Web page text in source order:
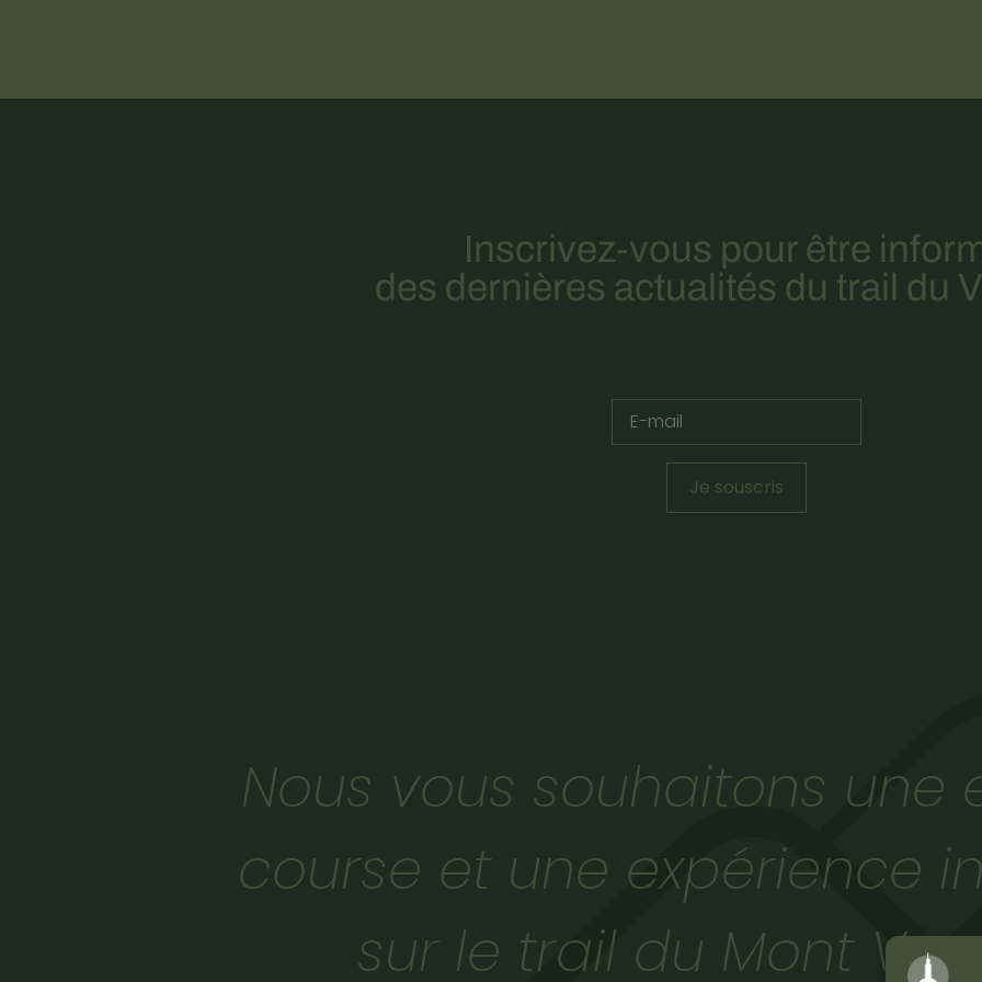
Inscrivez-vous pour être
des dernières actualités du trail du
Je souscris
Nous vous souhaitons une
course et une expérience
sur le trail du Mont